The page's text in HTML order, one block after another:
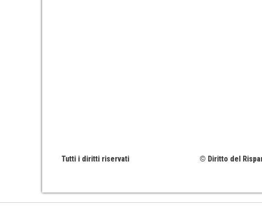
Tutti i diritti riservati © Diritto del